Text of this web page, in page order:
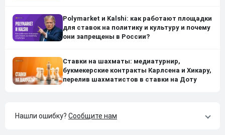
Polymarket и Kalshi: как работают площадки
для ставок на политику и культуру и почему
они запрещены в России?
Ставки на шахматы: медиатурнир,
букмекерские контракты Карлсена и Хикару,
перелив шахматистов в ставки на Доту
Нашли ошибку? Сообщите нам